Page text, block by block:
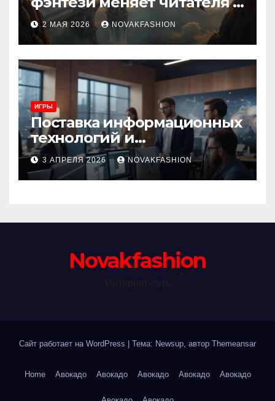
культуру
2 МАЯ 2026 NOVAKFASHION
ИГРЫ
Поставка информационных
технологий и
инновационные решения
3 АПРЕЛЯ 2026 NOVAKFASHION
Novakfashion
Сайт работает на WordPress Тема: Newsup, автор Themeansar
Home Авокадо Авокадо Авокадо Авокадо Авокадо